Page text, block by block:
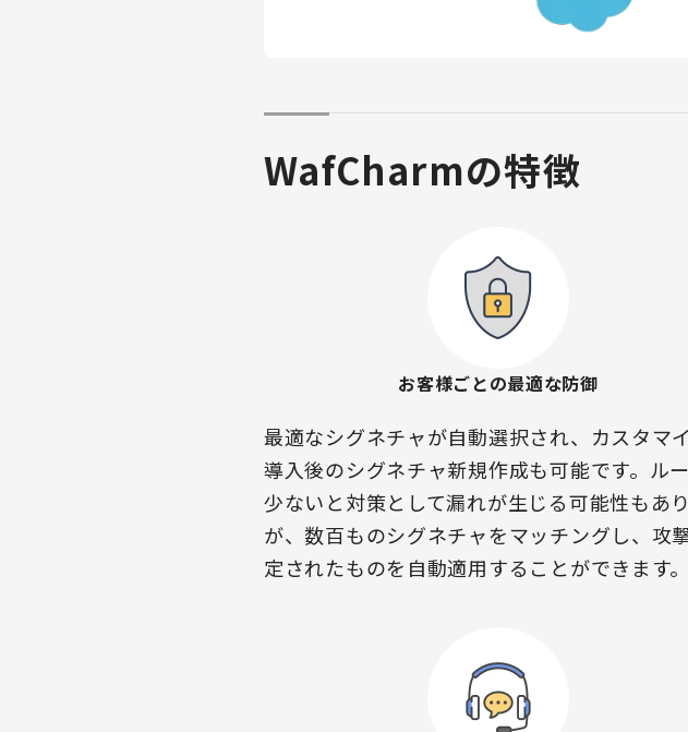
WafCharmの特徴
お客様ごとの最適な防御
最適なシグネチャが自動選択され、カスタマイ
導入後のシグネチャ新規作成も可能です。ル
少ないと対策として漏れが生じる可能性もあ
が、数百ものシグネチャをマッチングし、攻
定されたものを自動適用することができます。